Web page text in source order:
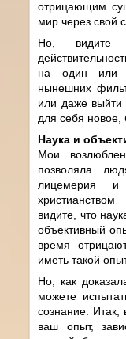
отрицающим
мир через свой
Но, видите
на один или
нынешних
или даже выйти
для себя новое,
Наука и
Мои
позволяла
лицемерия и
видите, что
объективный
время
иметь такой
Но, как
можете
сознание. Итак,
ваш опыт,